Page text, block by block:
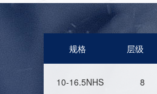
规格 层级
10-16.5NHS 8